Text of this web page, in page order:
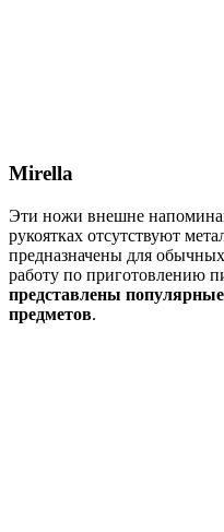
Mirella
Эти ножи внешне
рукоятках отсутствуют
предназначены для
работу по приготовлению
представлены
предметов.